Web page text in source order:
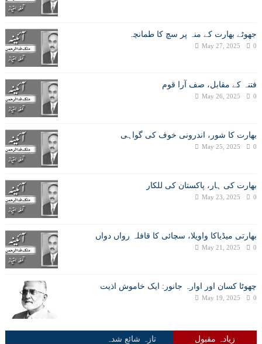
جھوٹے بھارت کے منہ پر سچ کا طمانچہ
May 27, 2025 0
فتنہ کے مقابل، صف آرا قوم
May 26, 2025 0
بھارت کا شور، اندرونی خوف کی گواہی
May 25, 2025 0
بھارت کی ہار، پاکستان کی للکار
May 23, 2025 0
بھارتی میڈیاکا واویلا، سچائی کا قافلہ رواں دواں
May 21, 2025 0
چھوٹا کسان اور اوارہ جانور: ایک خاموش اذیت
May 19, 2025 0
زیادہ مقبول تازہ شائع شدہ